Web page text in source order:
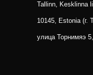
Tallinn, Kesklinna
10145, Estonia (г.
улица Торнимяэ